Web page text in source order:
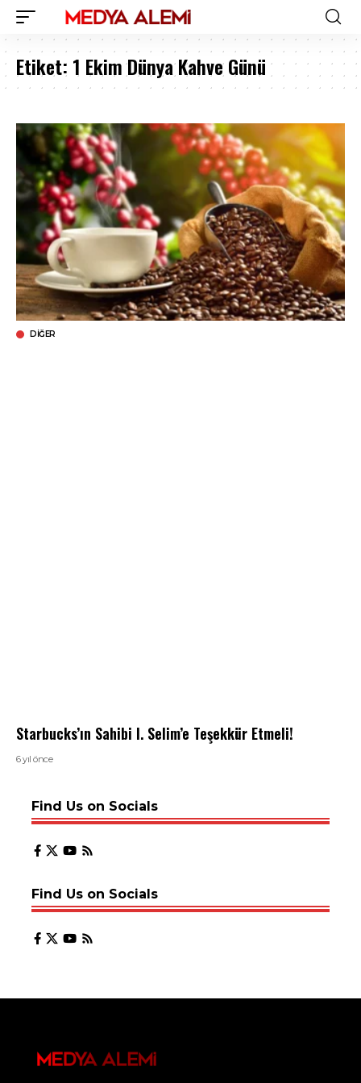
Etiket: 1 Ekim Dünya Kahve Günü
DIĞER
Starbucks’ın Sahibi I. Selim’e Teşekkür Etmeli!
6 yıl önce
Find Us on Socials
Find Us on Socials